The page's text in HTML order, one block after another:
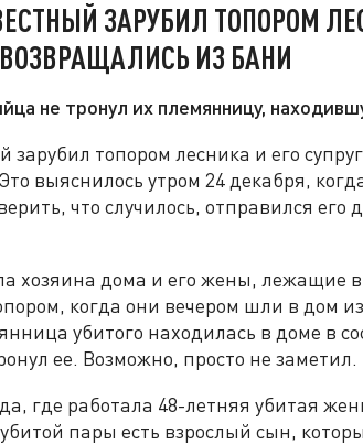
ЗАРУБИЛ ТОПОРОМ
ИЗ БАНИ
не тронул их племянницу,
топором лесника и его
выяснилось утром 24 декабря,
что случилось, отправился его
хозяина дома и его жены, лежащие
когда они вечером шли в дом
убитого находилась в доме в
ее. Возможно, просто не заметил.
где работала 48-летняя убитая
пары есть взрослый сын,